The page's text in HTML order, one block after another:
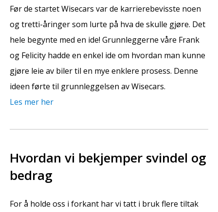
Før de startet Wisecars var de karrierebevisste noen
og tretti-åringer som lurte på hva de skulle gjøre. Det
hele begynte med en ide! Grunnleggerne våre Frank
og Felicity hadde en enkel ide om hvordan man kunne
gjøre leie av biler til en mye enklere prosess. Denne
ideen førte til grunnleggelsen av Wisecars.
Les mer her
Hvordan vi bekjemper svindel og
bedrag
For å holde oss i forkant har vi tatt i bruk flere tiltak